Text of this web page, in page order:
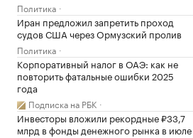
Политика
Иран предложил запретить проход
судов США через Ормузский пролив
Политика
Корпоративный налог в ОАЭ: как не
повторить фатальные ошибки 2025
года
Подписка на РБК
Инвесторы вложили рекордные ₽33,7
млрд в фонды денежного рынка в июле